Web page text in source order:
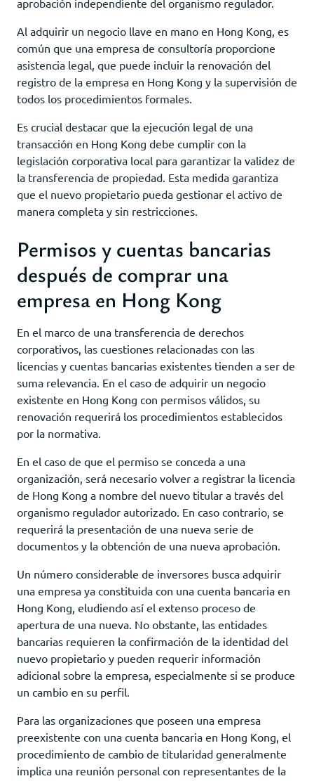
aprobación independiente del organismo regulador.
Al adquirir un negocio llave en mano en Hong Kong, es
común que una empresa de consultoría proporcione
asistencia legal, que puede incluir la renovación del
registro de la empresa en Hong Kong y la supervisión de
todos los procedimientos formales.
Es crucial destacar que la ejecución legal de una
transacción en Hong Kong debe cumplir con la
legislación corporativa local para garantizar la validez de
la transferencia de propiedad. Esta medida garantiza
que el nuevo propietario pueda gestionar el activo de
manera completa y sin restricciones.
Permisos y cuentas bancarias
después de comprar una
empresa en Hong Kong
En el marco de una transferencia de derechos
corporativos, las cuestiones relacionadas con las
licencias y cuentas bancarias existentes tienden a ser de
suma relevancia. En el caso de adquirir un negocio
existente en Hong Kong con permisos válidos, su
renovación requerirá los procedimientos establecidos
por la normativa.
En el caso de que el permiso se conceda a una
organización, será necesario volver a registrar la licencia
de Hong Kong a nombre del nuevo titular a través del
organismo regulador autorizado. En caso contrario, se
requerirá la presentación de una nueva serie de
documentos y la obtención de una nueva aprobación.
Un número considerable de inversores busca adquirir
una empresa ya constituida con una cuenta bancaria en
Hong Kong, eludiendo así el extenso proceso de
apertura de una nueva. No obstante, las entidades
bancarias requieren la confirmación de la identidad del
nuevo propietario y pueden requerir información
adicional sobre la empresa, especialmente si se produce
un cambio en su perfil.
Para las organizaciones que poseen una empresa
preexistente con una cuenta bancaria en Hong Kong, el
procedimiento de cambio de titularidad generalmente
implica una reunión personal con representantes de la